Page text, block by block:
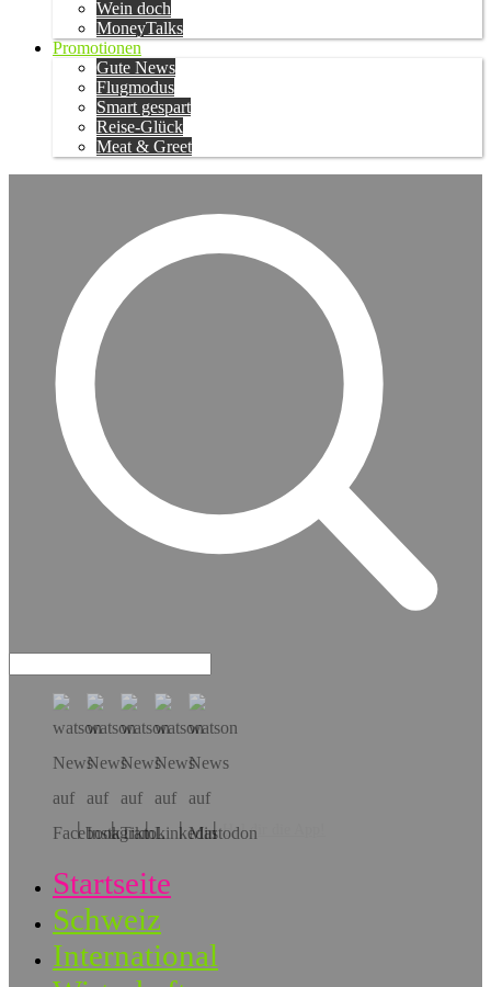
Wein doch
MoneyTalks
Promotionen
Gute News
Flugmodus
Smart gespart
Reise-Glück
Meat & Greet
Hol dir die App!
Startseite
Schweiz
International